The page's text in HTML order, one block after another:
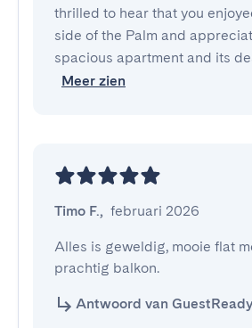
thrilled to hear that you
side of the Palm and
spacious apartment and its
Meer zien
Timo F., februari 2026
Alles is geweldig, mooie flat
prachtig balkon.
Antwoord van GuestReady